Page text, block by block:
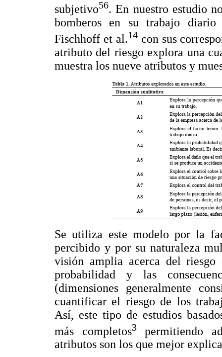
subjetivo56. En nuestro estudio
bomberos en su trabajo
Fischhoff et al.14con sus
atributo del riesgo explora una
muestra los nueve atributos y
Se utiliza este modelo por la
percibido y por su naturaleza
visión amplia acerca del
probabilidad y las
(dimensiones generalmente
cuantificar el riesgo de los
Así, este tipo de estudios
más completos3permitiendo
atributos son los que mejor